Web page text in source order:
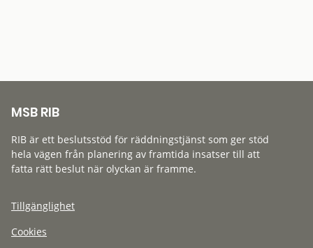
MSB RIB
RIB är ett beslutsstöd för räddningstjänst som ger stöd
hela vägen från planering av framtida insatser till att
fatta rätt beslut när olyckan är framme.
Tillgänglighet
Cookies